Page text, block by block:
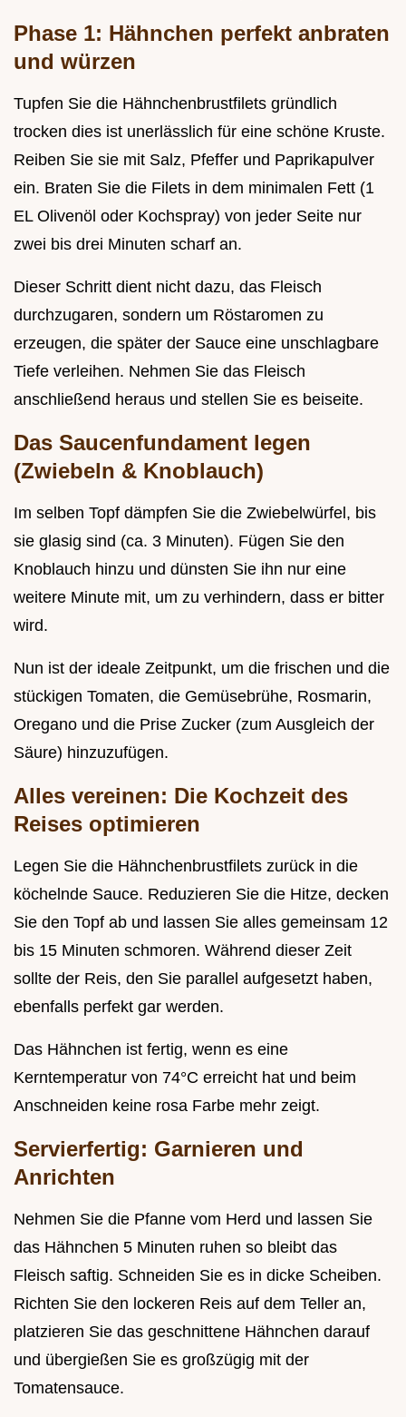
Phase 1: Hähnchen perfekt anbraten
und würzen
Tupfen Sie die Hähnchenbrustfilets gründlich
trocken dies ist unerlässlich für eine schöne Kruste.
Reiben Sie sie mit Salz, Pfeffer und Paprikapulver
ein. Braten Sie die Filets in dem minimalen Fett (1
EL Olivenöl oder Kochspray) von jeder Seite nur
zwei bis drei Minuten scharf an.
Dieser Schritt dient nicht dazu, das Fleisch
durchzugaren, sondern um Röstaromen zu
erzeugen, die später der Sauce eine unschlagbare
Tiefe verleihen. Nehmen Sie das Fleisch
anschließend heraus und stellen Sie es beiseite.
Das Saucenfundament legen
(Zwiebeln & Knoblauch)
Im selben Topf dämpfen Sie die Zwiebelwürfel, bis
sie glasig sind (ca. 3 Minuten). Fügen Sie den
Knoblauch hinzu und dünsten Sie ihn nur eine
weitere Minute mit, um zu verhindern, dass er bitter
wird.
Nun ist der ideale Zeitpunkt, um die frischen und die
stückigen Tomaten, die Gemüsebrühe, Rosmarin,
Oregano und die Prise Zucker (zum Ausgleich der
Säure) hinzuzufügen.
Alles vereinen: Die Kochzeit des
Reises optimieren
Legen Sie die Hähnchenbrustfilets zurück in die
köchelnde Sauce. Reduzieren Sie die Hitze, decken
Sie den Topf ab und lassen Sie alles gemeinsam 12
bis 15 Minuten schmoren. Während dieser Zeit
sollte der Reis, den Sie parallel aufgesetzt haben,
ebenfalls perfekt gar werden.
Das Hähnchen ist fertig, wenn es eine
Kerntemperatur von 74°C erreicht hat und beim
Anschneiden keine rosa Farbe mehr zeigt.
Servierfertig: Garnieren und
Anrichten
Nehmen Sie die Pfanne vom Herd und lassen Sie
das Hähnchen 5 Minuten ruhen so bleibt das
Fleisch saftig. Schneiden Sie es in dicke Scheiben.
Richten Sie den lockeren Reis auf dem Teller an,
platzieren Sie das geschnittene Hähnchen darauf
und übergießen Sie es großzügig mit der
Tomatensauce.